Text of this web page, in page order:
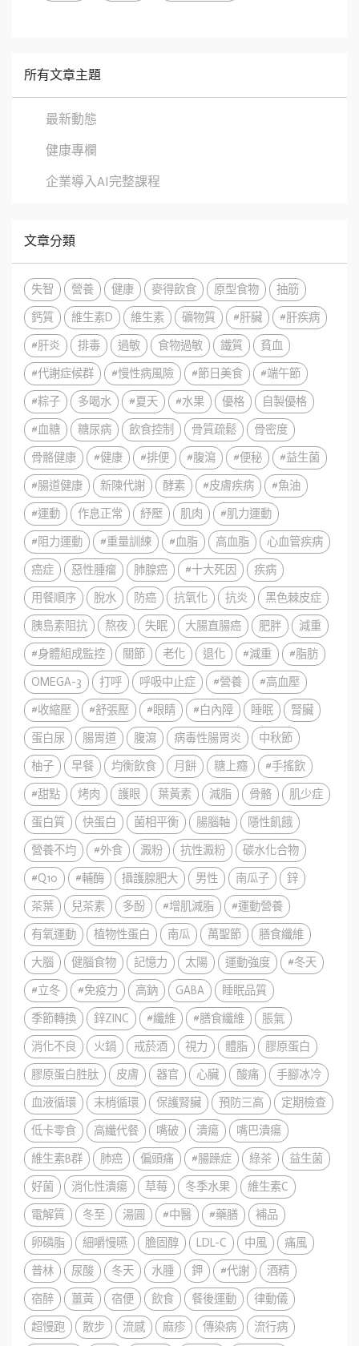
所有文章主題
最新動態
健康專欄
企業導入AI完整課程
文章分類
失智 營養 健康 麥得飲食 原型食物
抽筋
鈣質
維生素D 維生素 礦物質 #肝臟
#肝疾病
#肝炎
排毒 過敏 食物過敏 鐵質
貧血
#代謝症候群
#慢性病風險 #節日美食
#端午節
#粽子
多喝水 #夏天 #水果 優格
自製優格
#血糖
糖尿病 飲食控制 骨質疏鬆
骨密度
骨骼健康
#健康 #排便 #腹瀉 #便秘
#益生菌
#腸道健康
新陳代謝 酵素 #皮膚疾病
#魚油
#運動
作息正常 紓壓 肌肉
#肌力運動
#阻力運動
#重量訓練 #血脂 高血脂
心血管疾病
癌症
惡性腫瘤 肺腺癌 #十大死因
疾病
用餐順序
脫水 防癌 抗氧化 抗炎
黑色棘皮症
胰島素阻抗
熬夜 失眠 大腸直腸癌 肥胖
減重
#身體組成監控
關節 老化 退化 #減重
#脂肪
OMEGA-3
打呼 呼吸中止症 #營養
#高血壓
#收縮壓
#舒張壓 #眼睛 #白內障 睡眠
腎臟
蛋白尿
腸胃道 腹瀉 病毒性腸胃炎
中秋節
柚子
早餐 均衡飲食 月餅 糖上癮
#手搖飲
#甜點
烤肉 護眼 葉黃素 減脂 骨骼
肌少症
蛋白質
快蛋白 菌相平衡 腸腦軸
隱性飢餓
營養不均
#外食 澱粉 抗性澱粉
碳水化合物
#Q10
#輔酶 攝護腺肥大 男性 南瓜子
鋅
茶葉
兒茶素 多酚 #增肌減脂
#運動營養
有氧運動
植物性蛋白 南瓜 萬聖節
膳食纖維
大腦
健腦食物 記憶力 太陽 運動強度
#冬天
#立冬
#免疫力 高鈉 GABA
睡眠品質
季節轉換
鋅ZINC #纖維 #膳食纖維
脹氣
消化不良
火鍋 戒菸酒 視力 體脂
膠原蛋白
膠原蛋白胜肽
皮膚 器官 心臟 酸痛
手腳冰冷
血液循環
末梢循環 保護腎臟 預防三高
定期檢查
低卡零食
高纖代餐 嘴破 潰瘍
嘴巴潰瘍
維生素B群
肺癌 偏頭痛 #腸躁症 綠茶
益生菌
好菌
消化性潰瘍 草莓 冬季水果
維生素C
電解質
冬至 湯圓 #中醫 #藥膳
補品
卵磷脂
細嚼慢嚥 膽固醇 LDL-C 中風
痛風
普林
尿酸 冬天 水腫 鉀 #代謝
酒精
宿醉
薑黃 宿便 飲食 餐後運動
律動儀
超慢跑
散步 流感 麻疹 傳染病
流行病